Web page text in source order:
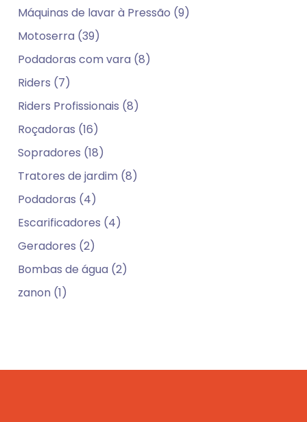
Máquinas de lavar à Pressão (9)
Motoserra (39)
Podadoras com vara (8)
Riders (7)
Riders Profissionais (8)
Roçadoras (16)
Sopradores (18)
Tratores de jardim (8)
Podadoras (4)
Escarificadores (4)
Geradores (2)
Bombas de água (2)
zanon (1)